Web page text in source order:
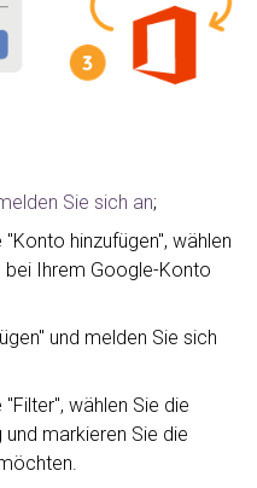
Sie sich an;
hinzufügen", wählen
bei Ihrem Google-Konto
und melden Sie sich
wählen Sie die
markieren Sie die